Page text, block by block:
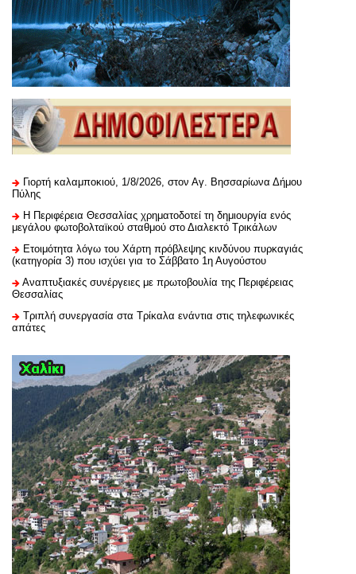
Γιορτή καλαμποκιού, 1/8/2026, στον Αγ. Βησσαρίωνα Δήμου
Πύλης
H Περιφέρεια Θεσσαλίας χρηματοδοτεί τη δημιουργία ενός
μεγάλου φωτοβολταϊκού σταθμού στο Διαλεκτό Τρικάλων
Ετοιμότητα λόγω του Χάρτη πρόβλεψης κινδύνου πυρκαγιάς
(κατηγορία 3) που ισχύει για το Σάββατο 1η Αυγούστου
Αναπτυξιακές συνέργειες με πρωτοβουλία της Περιφέρειας
Θεσσαλίας
Τριπλή συνεργασία στα Τρίκαλα ενάντια στις τηλεφωνικές
απάτες